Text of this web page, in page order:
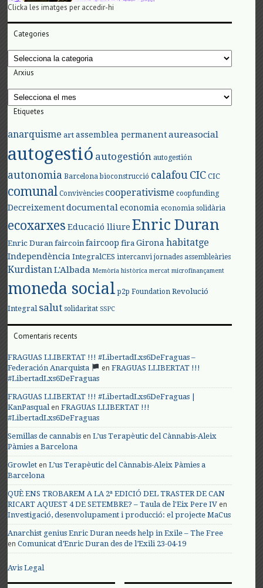
Clicka les imatges per accedir-hi
Categories
Categories
Arxius
Arxius
Etiquetes
anarquisme art assemblea permanent aureasocial
autogestió autogestión autogestión
autonomia Barcelona bioconstrucció calafou CIC CIC
comunal Convivències cooperativisme coopfunding
Decreixement documental economia economia solidària
ecoxarxes Educació lliure Enric Duran
Enric Duran faircoin faircoop fira Girona habitatge
Independència IntegralCES intercanvi jornades assembleàries
Kurdistan L'Albada Memòria històrica mercat microfinançament
moneda social p2p Foundation Revolució
Integral salut solidaritat SSPC
Comentaris recents
FRAGUAS LLIBERTAT !!! #LibertadLxs6DeFraguas –
Federación Anarquista
enFRAGUAS LLIBERTAT !!!
#LibertadLxs6DeFraguas
FRAGUAS LLIBERTAT !!! #LibertadLxs6DeFraguas |
KanPasqualenFRAGUAS LLIBERTAT !!!
#LibertadLxs6DeFraguas
Semillas de cannabis enL’us Terapèutic del Cànnabis-Aleix
Pàmies a Barcelona
Growlet enL’us Terapèutic del Cànnabis-Aleix Pàmies a
Barcelona
QUÈ ENS TROBAREM A LA 2ª EDICIÓ DEL TRASTER DE CAN
RICART AQUEST 4 DE SETEMBRE? – Taula de l'Eix Pere IV en
Investigació, desenvolupament i producció: el projecte MaCus
Anarchist genius Enric Duran needs help in Exile – The Free
enComunicat d’Enric Duran des de l’Exili 23-04-19
Avis Legal